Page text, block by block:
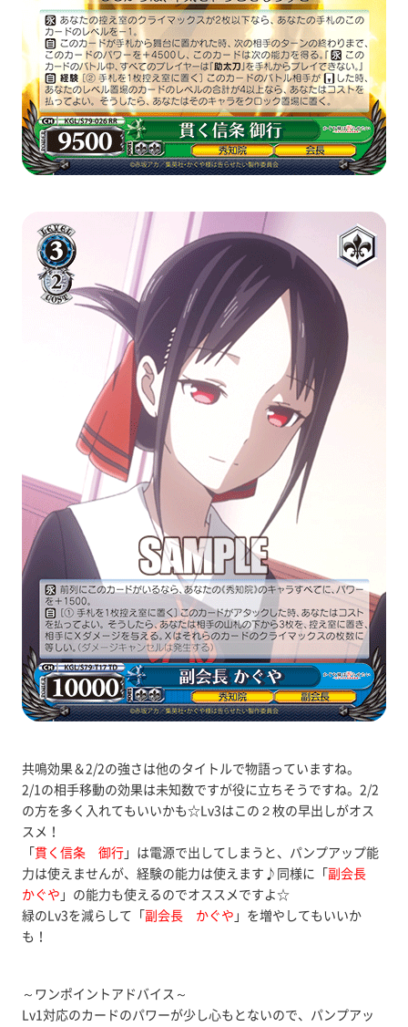
共鳴効果＆2/2の強さは他のタイトルで物語っていますね。
2/1の相手移動の効果は未知数ですが役に立ちそうですね。2/2
の方を多く入れてもいいかも☆Lv3はこの２枚の早出しがオス
スメ！
「貫く信条 御行」は電源で出してしまうと、パンプアップ能
力は使えませんが、経験の能力は使えます♪同様に「副会長
かぐや 」の能力も使えるのでオススメですよ☆
緑のLv3を減らして「副会長 かぐや 」を増やしてもいいか
も！
～ワンポイントアドバイス～
Lv1対応のカードのパワーが少し心もとないので、パンプアッ